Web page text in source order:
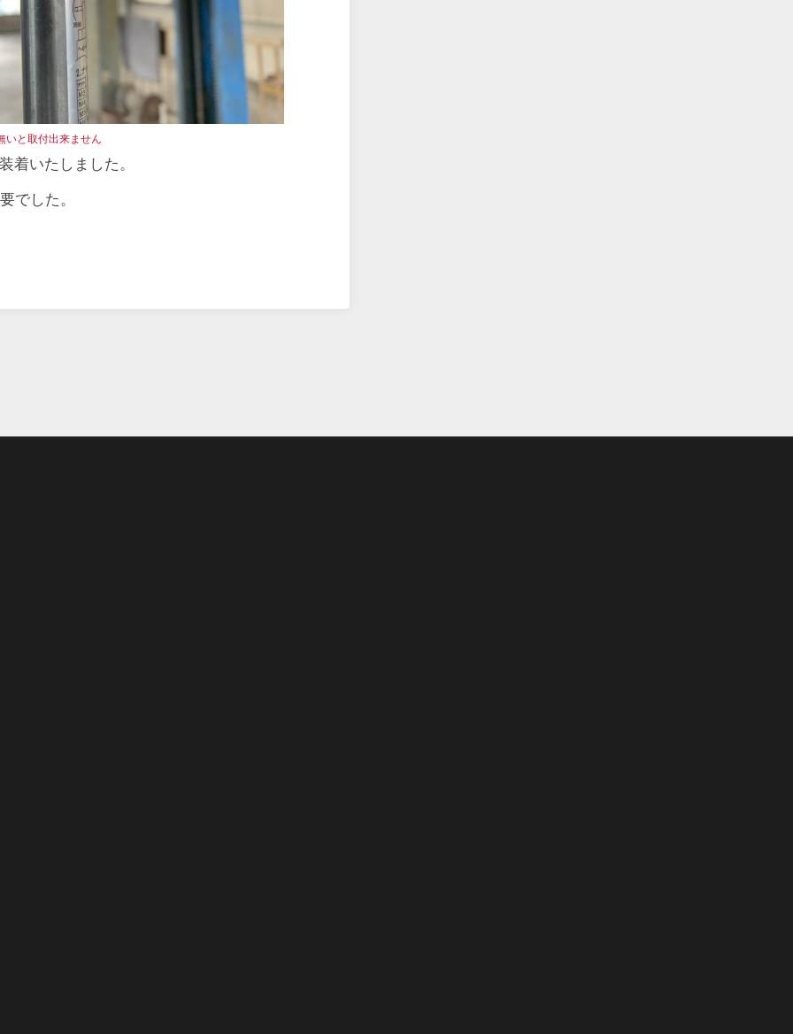
いと取付出来ません
着いたしました。
でした。